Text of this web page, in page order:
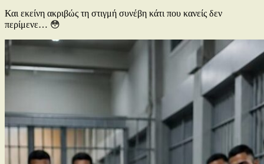
Και εκείνη ακριβώς τη στιγμή συνέβη κάτι που κανείς δεν
περίμενε… 😳